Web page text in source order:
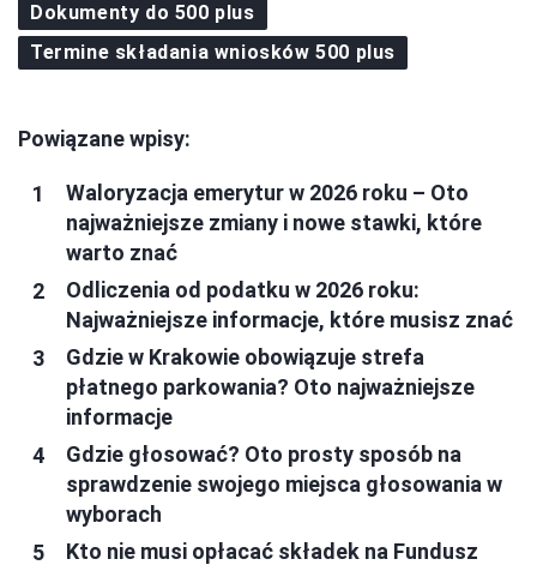
Dokumenty do 500 plus
Termine składania wniosków 500 plus
Powiązane wpisy:
Waloryzacja emerytur w 2026 roku – Oto
najważniejsze zmiany i nowe stawki, które
warto znać
Odliczenia od podatku w 2026 roku:
Najważniejsze informacje, które musisz znać
Gdzie w Krakowie obowiązuje strefa
płatnego parkowania? Oto najważniejsze
informacje
Gdzie głosować? Oto prosty sposób na
sprawdzenie swojego miejsca głosowania w
wyborach
Kto nie musi opłacać składek na Fundusz